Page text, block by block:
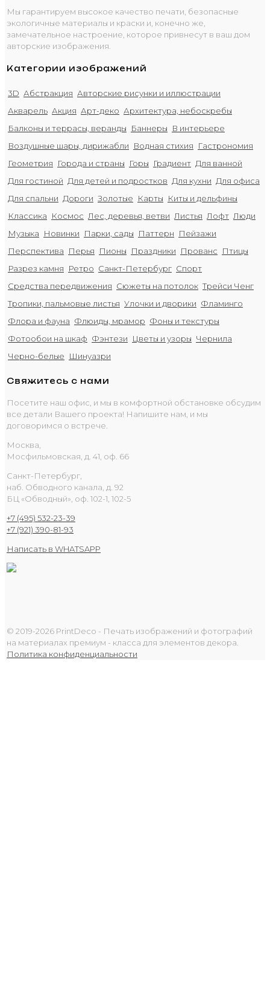
Мы гарантируем высокое качество печати, безопасные
экологичные материалы и краски и, конечно же,
замечательное настроение, которое привнесут в ваш дом
авторские изображения.
Категории изображений
3D Абстракция Авторские рисунки и иллюстрации
Акварель Акция Арт-деко Архитектура, небоскребы
Балконы и террасы, веранды
Баннеры
В интерьере
Воздушные шары, дирижабли
Водная стихия
Гастрономия
Геометрия
Города и страны Горы Градиент Для ванной
Для гостиной Для детей и подростков Для кухни Для офиса
Для спальни Дороги Золотые Карты
Киты и дельфины
Классика
Космос Лес, деревья, ветви Листья Лофт Люди
Музыка
Новинки Парки, сады Паттерн
Пейзажи
Перспектива
Перья Пионы Праздники Прованс
Птицы
Разрез камня
Ретро Санкт-Петербург Спорт
Средства передвижения Сюжеты на потолок Трейси Ченг
Тропики, пальмовые листья Улочки и дворики Фламинго
Флора и фауна Флюиды, мрамор Фоны и текстуры
Фотообои на шкаф Фэнтези Цветы и узоры Чернила
Черно-белые
Шинуазри
Свяжитесь с нами
Посетите наш офис, и мы в комфортной обстановке обсудим
все детали Вашего проекта! Напишите нам, и мы
договоримся о встрече.
Москва,
Мосфильмовская, д. 41, оф. 66
Санкт-Петербург,
наб. Обводного канала, д. 92
БЦ «Обводный», оф. 102-1, 102-5
+7 (495) 532-23-39
+7 (921) 390-81-93
Написать в WHATSAPP
© 2019-2026 PrintDeco - Печать изображений и фотографий
на материалах премиум - класса для элементов декора.
Политика конфиденциальности